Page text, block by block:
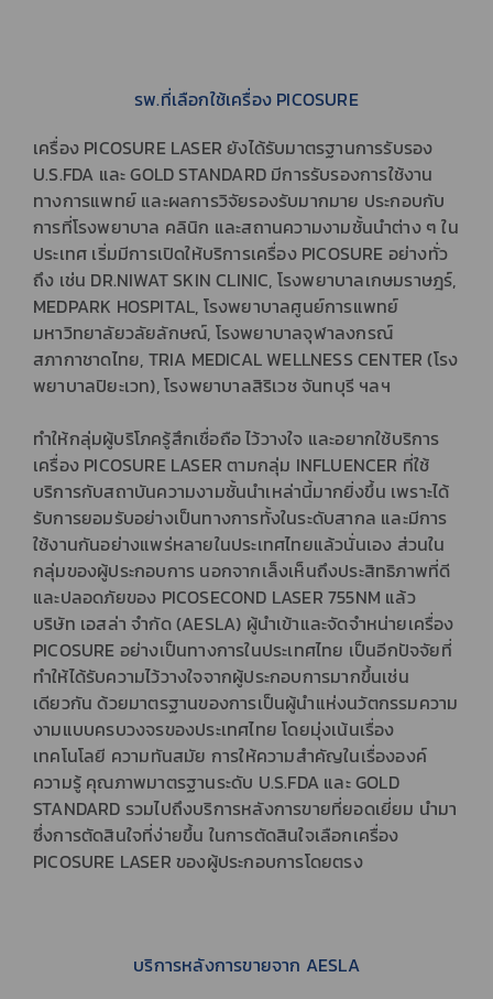
รพ.ที่เลือกใช้เครื่อง PICOSURE
เครื่อง PICOSURE LASER ยังได้รับมาตรฐานการรับรอง
U.S.FDA และ GOLD STANDARD มีการรับรองการใช้งาน
ทางการแพทย์ และผลการวิจัยรองรับมากมาย ประกอบกับ
การที่โรงพยาบาล คลินิก และสถานความงามชั้นนำต่าง ๆ ใน
ประเทศ เริ่มมีการเปิดให้บริการเครื่อง PICOSURE อย่างทั่ว
ถึง เช่น DR.NIWAT SKIN CLINIC, โรงพยาบาลเกษมราษฎร์,
MEDPARK HOSPITAL, โรงพยาบาลศูนย์การแพทย์
มหาวิทยาลัยวลัยลักษณ์, โรงพยาบาลจุฬาลงกรณ์
สภากาชาดไทย, TRIA MEDICAL WELLNESS CENTER (โรง
พยาบาลปิยะเวท), โรงพยาบาลสิริเวช จันทบุรี ฯลฯ
ทำให้กลุ่มผู้บริโภครู้สึกเชื่อถือ ไว้วางใจ และอยากใช้บริการ
เครื่อง PICOSURE LASER ตามกลุ่ม INFLUENCER ที่ใช้
บริการกับสถาบันความงามชั้นนำเหล่านี้มากยิ่งขึ้น เพราะได้
รับการยอมรับอย่างเป็นทางการทั้งในระดับสากล และมีการ
ใช้งานกันอย่างแพร่หลายในประเทศไทยแล้วนั่นเอง ส่วนใน
กลุ่มของผู้ประกอบการ นอกจากเล็งเห็นถึงประสิทธิภาพที่ดี
และปลอดภัยของ PICOSECOND LASER 755NM แล้ว
บริษัท เอสล่า จำกัด (AESLA) ผู้นำเข้าและจัดจำหน่ายเครื่อง
PICOSURE อย่างเป็นทางการในประเทศไทย เป็นอีกปัจจัยที่
ทำให้ได้รับความไว้วางใจจากผู้ประกอบการมากขึ้นเช่น
เดียวกัน ด้วยมาตรฐานของการเป็นผู้นำแห่งนวัตกรรมความ
งามแบบครบวงจรของประเทศไทย โดยมุ่งเน้นเรื่อง
เทคโนโลยี ความทันสมัย การให้ความสำคัญในเรื่ององค์
ความรู้ คุณภาพมาตรฐานระดับ U.S.FDA และ GOLD
STANDARD รวมไปถึงบริการหลังการขายที่ยอดเยี่ยม นำมา
ซึ่งการตัดสินใจที่ง่ายขึ้น ในการตัดสินใจเลือกเครื่อง
PICOSURE LASER ของผู้ประกอบการโดยตรง
บริการหลังการขายจาก AESLA